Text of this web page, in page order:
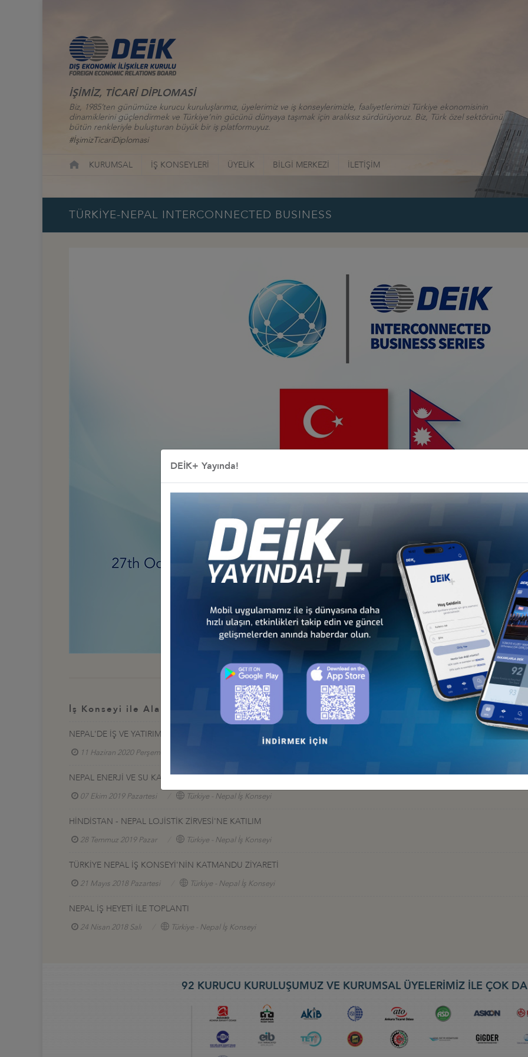
İŞİMİZ, TİCARİ DİPLOMASİ
Biz, 1985’ten günümüze kurucu kuruluşlarımız, üyelerimiz ve iş konseylerimizle, faaliyetlerimizi Türkiye ekonomisinin
dinamiklerini güçlendirmek ve Türkiye’nin gücünü dünyaya taşımak için aralıksız sürdürüyoruz. Biz, Türk özel sektörünü
bütün renkleriyle buluşturan büyük bir iş platformuyuz.
#İşimizTicariDiplomasi
KURUMSAL İŞ KONSEYLERİ ÜYELİK BİLGİ MERKEZİ İLETİŞİM
TÜRKİYE-NEPAL INTERCONNECTED BUSINESS
İş Konseyi ile Alakalı Diğer Etkinlikler
NEPAL'DE İŞ VE YATIRIM FIRSATLARI SEMİNERİ
11 Haziran 2020 Perşembe
NEPAL ENERJİ VE SU KAYNAKLARI BAKANI BARSHAMAN PUN ANANTA İLE YUVARLAK MASA TOPLANTISI
07 Ekim 2019 Pazartesi Türkiye - Nepal İş Konseyi
HİNDİSTAN - NEPAL LOJİSTİK ZİRVESİ'NE KATILIM
28 Temmuz 2019 Pazar Türkiye - Nepal İş Konseyi
TÜRKİYE NEPAL İŞ KONSEYİ'NİN KATMANDU ZİYARETİ
21 Mayıs 2018 Pazartesi Türkiye - Nepal İş Konseyi
NEPAL İŞ HEYETİ İLE TOPLANTI
24 Nisan 2018 Salı Türkiye - Nepal İş Konseyi
92 KURUCU KURULUŞUMUZ VE KURUMSAL ÜYELERİMİZ İLE ÇOK
DEİK+ Yayında!